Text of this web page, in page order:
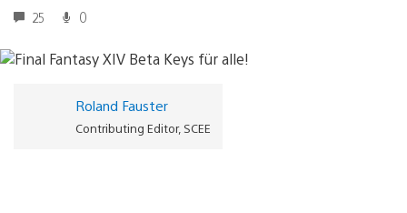
25 0
Roland Fauster
Contributing Editor, SCEE